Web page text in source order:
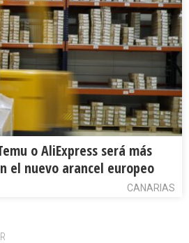
o AliExpress será más
el nuevo arancel europeo
CANARIAS